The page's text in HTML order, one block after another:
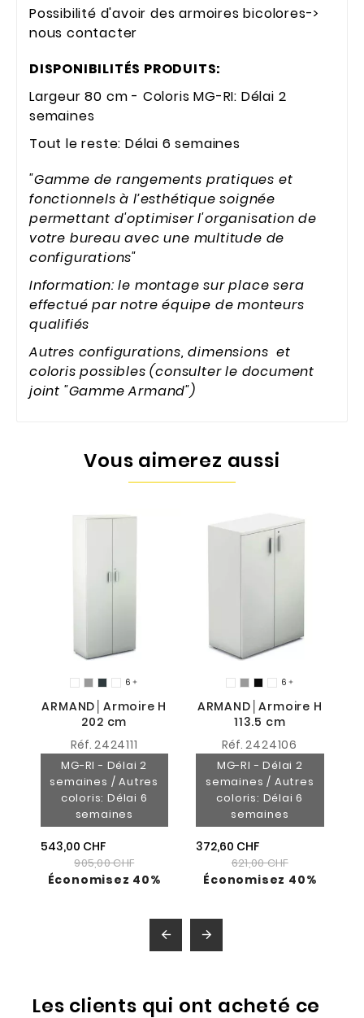
Possibilité d'avoir des armoires bicolores->
nous contacter
DISPONIBILITÉS PRODUITS:
Largeur 80 cm - Coloris MG-RI: Délai 2
semaines
Tout le reste: Délai 6 semaines
"Gamme de rangements pratiques et
fonctionnels à l’esthétique soignée
permettant d'optimiser l'organisation de
votre bureau avec une multitude de
configurations"
Information: le montage sur place sera
effectué par notre équipe de monteurs
qualifiés
Autres configurations, dimensions et
coloris possibles (consulter le document
joint "Gamme Armand")
Vous aimerez aussi
6 
ARMAND│Armoire H
202 cm
Réf. 2424111
MG-RI - Délai 2
semaines / Autres
coloris: Délai 6
semaines
543,00 CHF
905,00 CHF
Économisez 40%
6 
ARMAND│Armoire H
113.5 cm
Réf.2424106
MG-RI - Délai 2
semaines / Autres
coloris: Délai 6
semaines
372,60 CHF
621,00 CHF
Économisez 40%
 
Les clients qui ont acheté ce